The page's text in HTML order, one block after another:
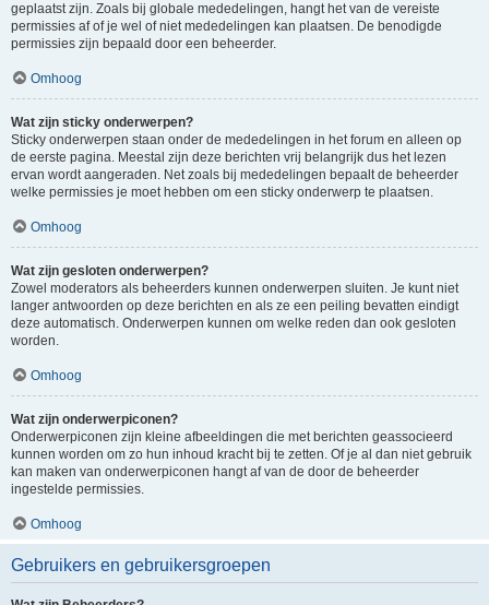
geplaatst zijn. Zoals bij globale mededelingen, hangt het van de vereiste
permissies af of je wel of niet mededelingen kan plaatsen. De benodigde
permissies zijn bepaald door een beheerder.
Omhoog
Wat zijn sticky onderwerpen?
Sticky onderwerpen staan onder de mededelingen in het forum en alleen op
de eerste pagina. Meestal zijn deze berichten vrij belangrijk dus het lezen
ervan wordt aangeraden. Net zoals bij mededelingen bepaalt de beheerder
welke permissies je moet hebben om een sticky onderwerp te plaatsen.
Omhoog
Wat zijn gesloten onderwerpen?
Zowel moderators als beheerders kunnen onderwerpen sluiten. Je kunt niet
langer antwoorden op deze berichten en als ze een peiling bevatten eindigt
deze automatisch. Onderwerpen kunnen om welke reden dan ook gesloten
worden.
Omhoog
Wat zijn onderwerpiconen?
Onderwerpiconen zijn kleine afbeeldingen die met berichten geassocieerd
kunnen worden om zo hun inhoud kracht bij te zetten. Of je al dan niet gebruik
kan maken van onderwerpiconen hangt af van de door de beheerder
ingestelde permissies.
Omhoog
Gebruikers en gebruikersgroepen